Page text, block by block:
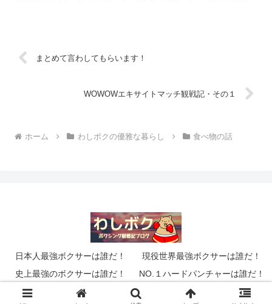
まとめて言わしてもらいます！
WOWOWエキサイトマッチ観戦記・その１
ホーム わしボクの優雅な暮らし 食べ物の話
日本人最強ボクサーは誰だ！
現役世界最強ボクサーは誰だ！
史上最強のボクサーは誰だ！
NO.１ハードパンチャーは誰だ！
© 2014 わしのボクシングブログ「わしボク」.